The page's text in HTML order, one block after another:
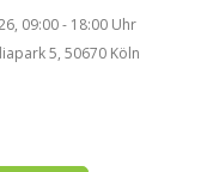
09:00 - 18:00 Uhr
5, 50670 Köln